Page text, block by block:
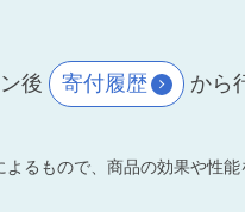
後 寄付履歴 から
るもので、商品の効果や性能